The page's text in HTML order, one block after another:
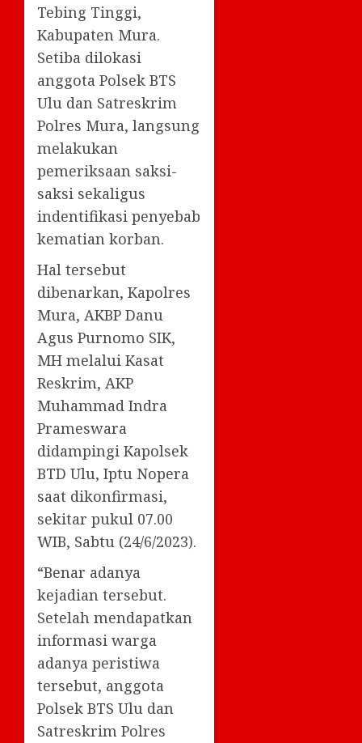
Tebing Tinggi,
Kabupaten Mura.
Setiba dilokasi
anggota Polsek BTS
Ulu dan Satreskrim
Polres Mura, langsung
melakukan
pemeriksaan saksi-
saksi sekaligus
indentifikasi penyebab
kematian korban.
Hal tersebut
dibenarkan, Kapolres
Mura, AKBP Danu
Agus Purnomo SIK,
MH melalui Kasat
Reskrim, AKP
Muhammad Indra
Prameswara
didampingi Kapolsek
BTD Ulu, Iptu Nopera
saat dikonfirmasi,
sekitar pukul 07.00
WIB, Sabtu (24/6/2023).
“Benar adanya
kejadian tersebut.
Setelah mendapatkan
informasi warga
adanya peristiwa
tersebut, anggota
Polsek BTS Ulu dan
Satreskrim Polres